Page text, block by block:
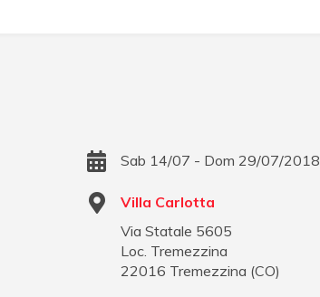
Sab 14/07 - Dom 29/07/2018
Villa Carlotta
Via Statale 5605
Loc. Tremezzina
22016 Tremezzina (CO)